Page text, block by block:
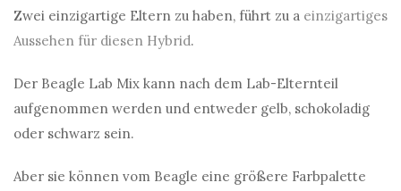
Zwei einzigartige Eltern zu haben, führt zu a einzigartiges
Aussehen für diesen Hybrid.
Der Beagle Lab Mix kann nach dem Lab-Elternteil
aufgenommen werden und entweder gelb, schokoladig
oder schwarz sein.
Aber sie können vom Beagle eine größere Farbpalette